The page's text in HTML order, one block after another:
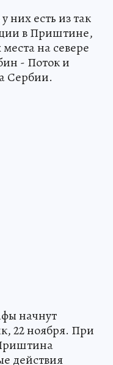
них есть из так
в Приштине,
на севере
- Поток и
Сербии.
начнут
22 ноября. При
действия